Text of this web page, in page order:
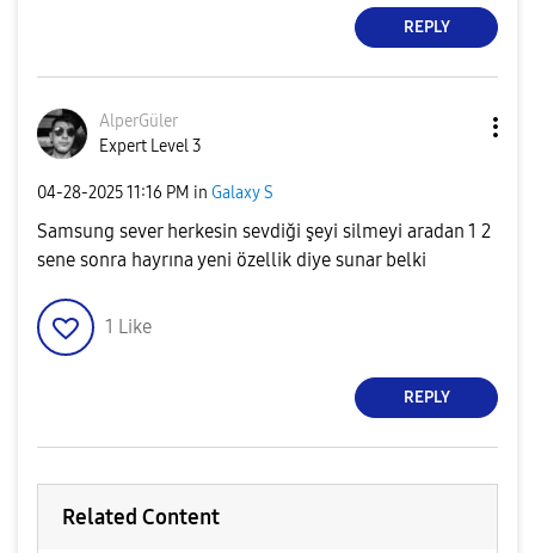
REPLY
AlperGüler
Expert Level 3
‎04-28-202511:16 PM in Galaxy S
Samsung sever herkesin sevdiği şeyi silmeyi aradan 1 2
sene sonra hayrına yeni özellik diye sunar belki
1 Like
REPLY
Related Content